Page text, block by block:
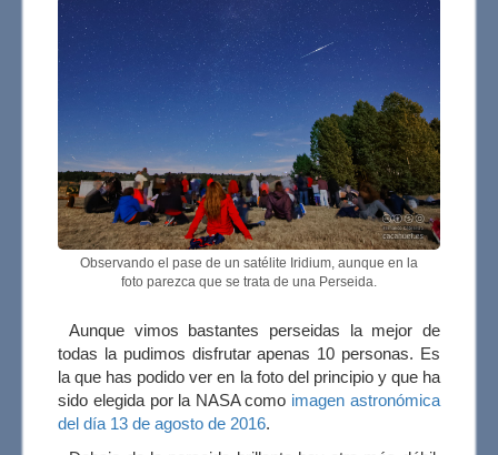
Observando el pase de un satélite Iridium, aunque en la
foto parezca que se trata de una Perseida.
Aunque vimos bastantes perseidas la mejor de
todas la pudimos disfrutar apenas 10 personas. Es
la que has podido ver en la foto del principio y que ha
sido elegida por la NASA como imagen astronómica
del día 13 de agosto de 2016.